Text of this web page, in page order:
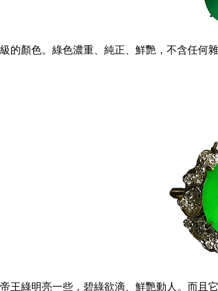
的顏色。綠色濃重、純正、鮮艷，不含任何
王綠明亮一些，碧綠欲滴、鮮艷動人。而且